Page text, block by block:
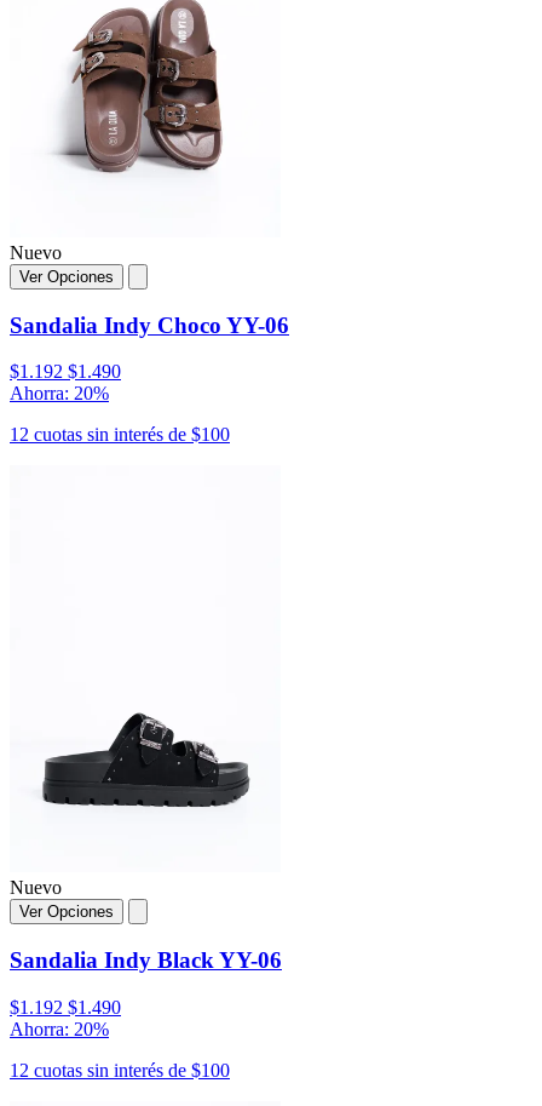
Nuevo
Ver Opciones
Sandalia Indy Choco YY-06
$1.192 $1.490
Ahorra: 20%
12 cuotas sin interés de $100
Nuevo
Ver Opciones
Sandalia Indy Black YY-06
$1.192 $1.490
Ahorra: 20%
12 cuotas sin interés de $100